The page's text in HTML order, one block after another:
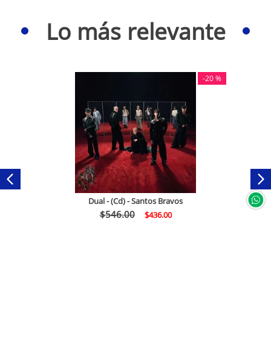
Lo más relevante
-20 %
Dual - (Cd) - Santos Bravos
$546.00 $436.00